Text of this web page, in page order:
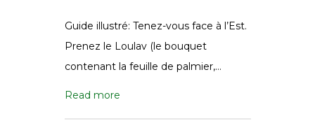
Guide illustré: Tenez-vous face à l’Est.
Prenez le Loulav (le bouquet
contenant la feuille de palmier,…
Read more